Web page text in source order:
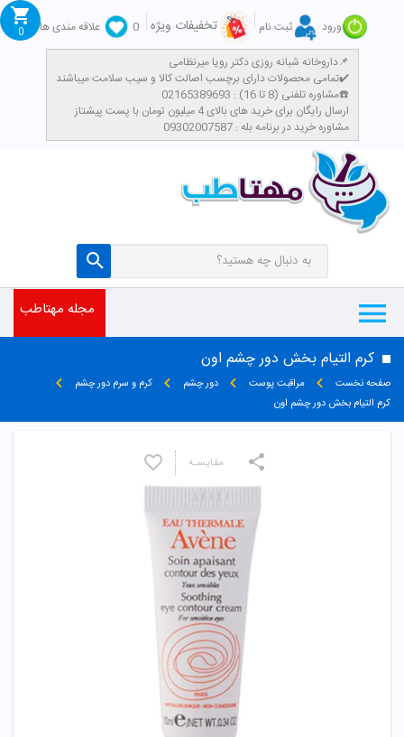
ورود ثبت نام تخفیفات ویژه 0
علاقه مندی ها
داروخانه شبانه روزی دکتر رویا میرنظامی📌
تمامی محصولات دارای برچسب اصالت کالا و سیب سلامت میباشند✔️
مشاوره تلفنی (8 تا 16) : 02165389693☎️
​ارسال رایگان برای خرید های بالای 4 میلیون تومان با پست پیشتاز
مشاوره خرید در برنامه بله : 09302007587
0
مجله مهتاطب
کرم التیام بخش دور چشم اون
صفحه نخست مراقبت پوست دور چشم
کرم و سرم دور چشم
کرم التیام بخش دور چشم اون
مقایسـه